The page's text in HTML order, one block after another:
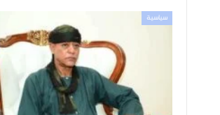
سياسية